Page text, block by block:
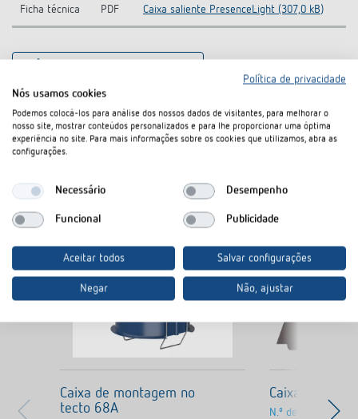
Ficha técnica PDF Caixa saliente PresenceLight (307,0 kB)
Produtos semelhantes
Caixa de montagem no
tecto 68A
Caixa saliente
N.º de artigo
Política de privacidade
Nós usamos cookies
Podemos colocá-los para análise dos nossos dados de visitantes, para melhorar o
nosso site, mostrar conteúdos personalizados e para lhe proporcionar uma óptima
experiência no site. Para mais informações sobre os cookies que utilizamos, abra as
configurações.
Necessário Desempenho
Funcional Publicidade
Aceitar todos Salvar configurações
Negar Não, ajustar